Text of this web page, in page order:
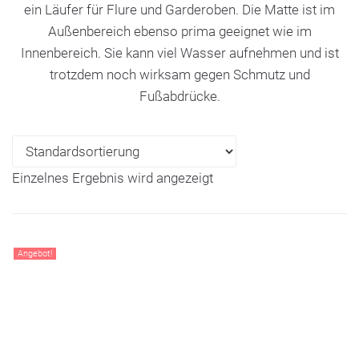
ein Läufer für Flure und Garderoben. Die Matte ist im
Außenbereich ebenso prima geeignet wie im
Innenbereich. Sie kann viel Wasser aufnehmen und ist
trotzdem noch wirksam gegen Schmutz und
Fußabdrücke.
Einzelnes Ergebnis wird angezeigt
Angebot!